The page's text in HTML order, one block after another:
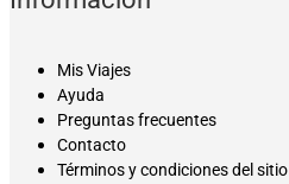
Mis Viajes
Ayuda
Preguntas frecuentes
Contacto
Términos y condiciones del sitio